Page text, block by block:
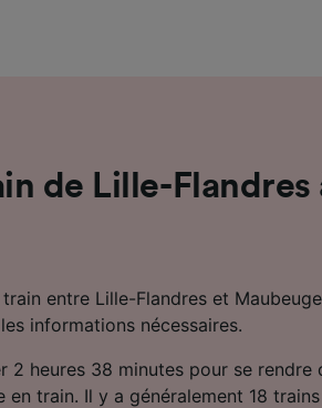
de Lille-Flandres
entre Lille-Flandres et
informations nécessaires.
2 heures 38 minutes pour se rendre
en train. Il y a généralement 18